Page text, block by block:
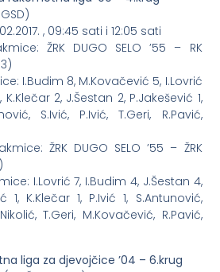
, 09:45 sati i 12:05 sati
ŽRK DUGO SELO ’55 – RK
I.Budim 8, M.Kovačević 5, I.Lovrić
K.Klečar 2, J.Šestan 2, P.Jakešević 1,
S.Ivić, P.Ivić, T.Geri, R.Pavić,
ŽRK DUGO SELO ’55 – ŽRK
I.Lovrić 7, I.Budim 4, J.Šestan 4,
1, K.Klečar 1, P.Ivić 1, S.Antunović,
T.Geri, M.Kovačević, R.Pavić,
liga za djevojčice ’04 – 6.krug